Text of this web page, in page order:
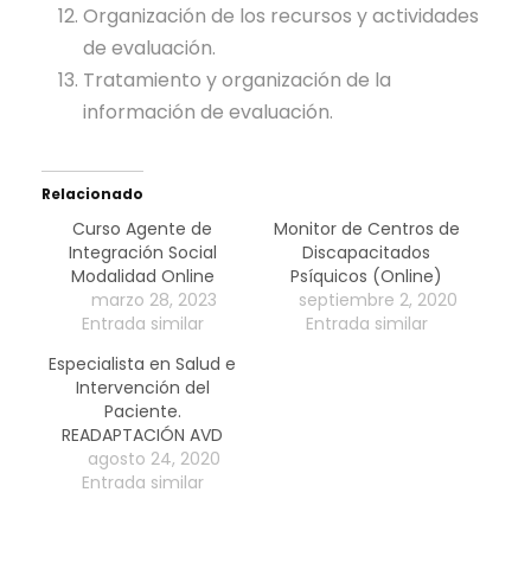
Organización de los recursos y actividades
de evaluación.
Tratamiento y organización de la
información de evaluación.
Relacionado
Curso Agente de
Integración Social
Modalidad Online
marzo 28, 2023
Entrada similar
Monitor de Centros de
Discapacitados
Psíquicos (Online)
septiembre 2, 2020
Entrada similar
Especialista en Salud e
Intervención del
Paciente.
READAPTACIÓN AVD
agosto 24, 2020
Entrada similar